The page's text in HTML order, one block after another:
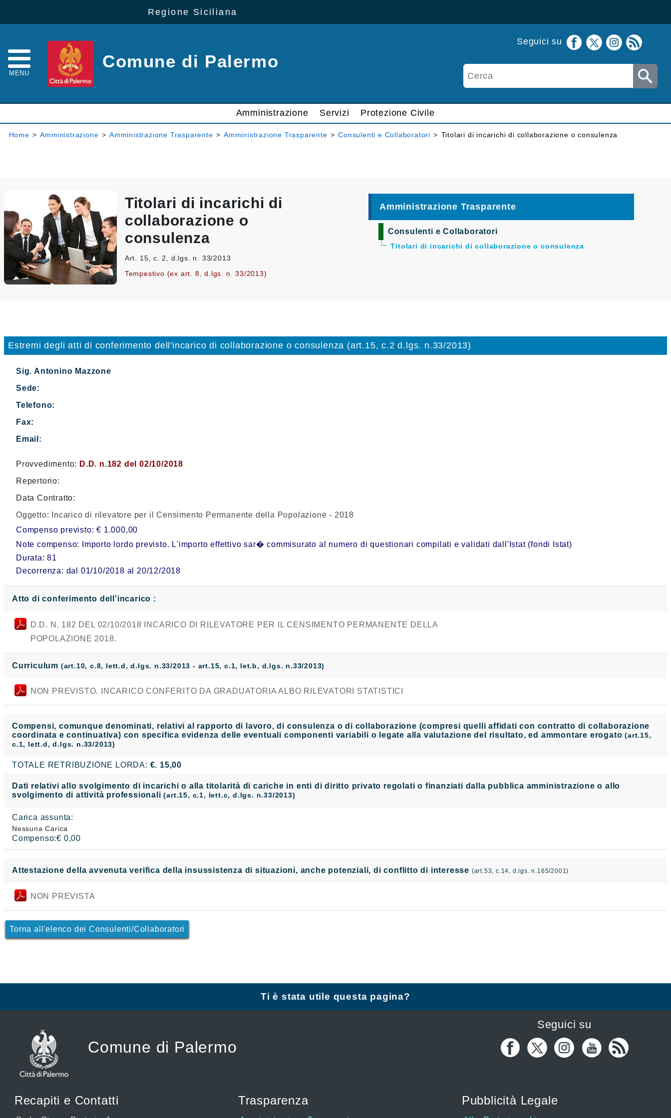
Regione Siciliana
MENU
Comune di Palermo
Seguici su
Amministrazione Servizi Protezione Civile
Home > Amministrazione > Amministrazione Trasparente > Amministrazione Trasparente > Consulenti e Collaboratori > Titolari di incarichi di collaborazione o consulenza
Titolari di incarichi di
collaborazione o
consulenza
Art. 15, c. 2, d.lgs. n. 33/2013
Tempestivo (ex art. 8, d.lgs. n. 33/2013)
Amministrazione Trasparente
Consulenti e Collaboratori
Titolari di incarichi di collaborazione o consulenza
Estremi degli atti di conferimento dell'incarico di collaborazione o consulenza (art.15, c.2 d.lgs. n.33/2013)
Sig. Antonino Mazzone
Sede:
Telefono:
Fax:
Email:
Provvedimento: D.D. n.182 del 02/10/2018
Repertorio:
Data Contratto:
Oggetto:
Incarico di rilevatore per il Censimento Permanente della Popolazione - 2018
Compenso previsto: € 1.000,00
Note compenso: Importo lordo previsto. L'importo effettivo sar� commisurato al numero di questionari compilati e validati dall'Istat (fondi Istat)
Durata: 81
Decorrenza: dal 01/10/2018 al 20/12/2018
Atto di conferimento dell'incarico :
D.D. N. 182 DEL 02/10/2018 INCARICO DI RILEVATORE PER IL CENSIMENTO PERMANENTE DELLA
POPOLAZIONE 2018.
Curriculum (art.10, c.8, lett.d, d.lgs. n.33/2013 - art.15, c.1, let.b, d.lgs. n.33/2013)
NON PREVISTO. INCARICO CONFERITO DA GRADUATORIA ALBO RILEVATORI STATISTICI
Compensi, comunque denominati, relativi al rapporto di lavoro, di consulenza o di collaborazione (compresi quelli affidati con contratto di collaborazione
coordinata e continuativa) con specifica evidenza delle eventuali componenti variabili o legate alla valutazione del risultato, ed ammontare erogato(art.15,
c.1, lett.d, d.lgs. n.33/2013)
TOTALE RETRIBUZIONE LORDA: €. 15,00
Dati relativi allo svolgimento di incarichi o alla titolarità di cariche in enti di diritto privato regolati o finanziati dalla pubblica amministrazione o allo
svolgimento di attività professionali(art.15, c.1, lett.c, d.lgs. n.33/2013)
Carica assunta:
Nessuna Carica
Compenso:€ 0,00
Attestazione della avvenuta verifica della insussistenza di situazioni, anche potenziali, di conflitto di interesse (art.53, c.14, d.lgs. n.165/2001)
NON PREVISTA
Torna all'elenco dei Consulenti/Collaboratori
Ti è stata utile questa pagina?
Comune di Palermo
Recapiti e Contatti Trasparenza Pubblicità Legale
Seguici su